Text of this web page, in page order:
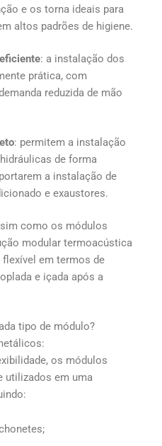
e os torna ideais para
altos padrões de higiene.
: a instalação dos
prática, com
reduzida de mão
: permitem a instalação
de forma
a instalação de
e exaustores.
como os módulos
modular termoacústica
flexível em termos de
e içada após a
tipo de módulo?
os módulos
utilizados em uma